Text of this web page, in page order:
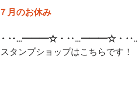
７月のお休み
・‥…━━━☆・‥…━━━☆・
スタンプショップはこちらです！